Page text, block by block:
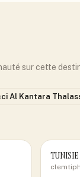
sur cette
Al Kantara
TUNISIE
clemtiph